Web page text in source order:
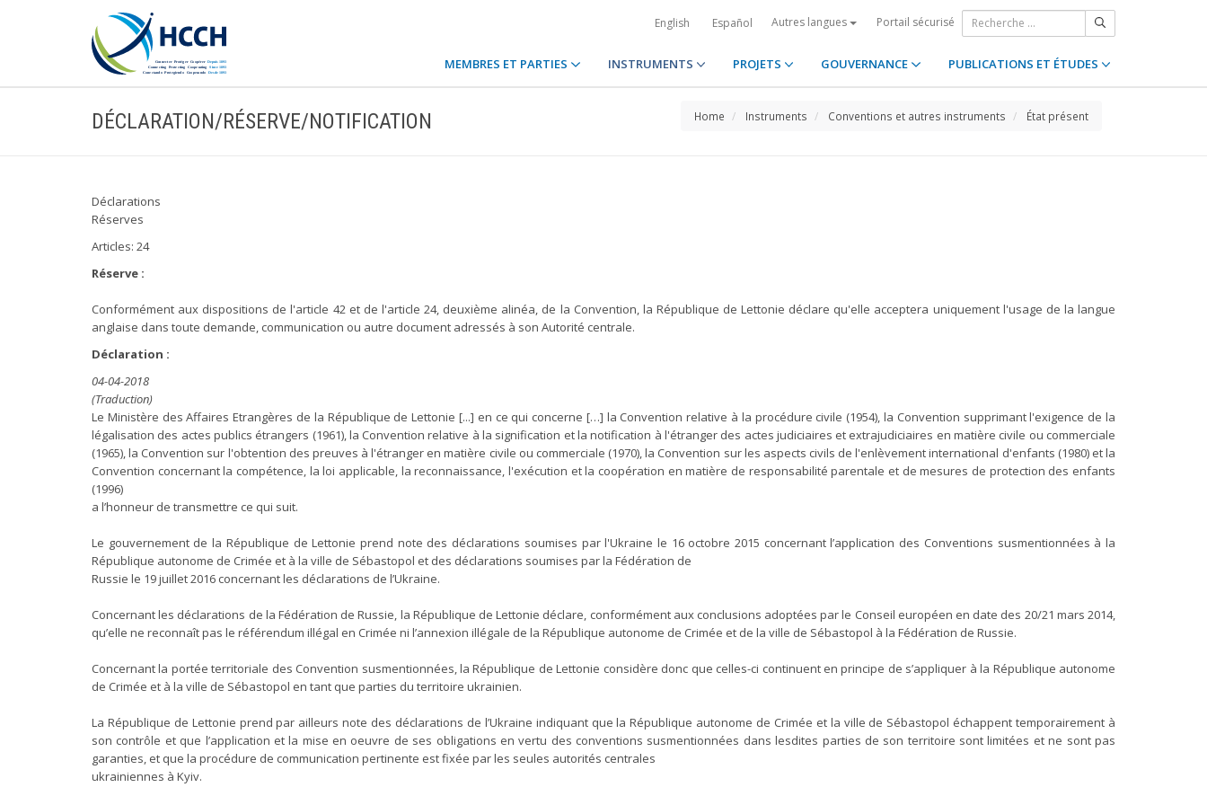
English Español Autres langues Portail sécurisé
MEMBRES ET PARTIES INSTRUMENTS PROJETS GOUVERNANCE PUBLICATIONS ET ÉTUDES
DÉCLARATION/RÉSERVE/NOTIFICATION Home Instruments Conventions et autres instruments État présent
Déclarations
Réserves
Articles: 24
Réserve :
Conformément aux dispositions de l'article 42 et de l'article 24, deuxième alinéa, de la Convention, la République de Lettonie déclare qu'elle acceptera uniquement l'usage de la langue
anglaise dans toute demande, communication ou autre document adressés à son Autorité centrale.
Déclaration :
04-04-2018
(Traduction)
Le Ministère des Affaires Etrangères de la République de Lettonie [...] en ce qui concerne […] la Convention relative à la procédure civile (1954), la Convention supprimant l'exigence de la
légalisation des actes publics étrangers (1961), la Convention relative à la signification et la notification à l'étranger des actes judiciaires et extrajudiciaires en matière civile ou commerciale
(1965), la Convention sur l'obtention des preuves à l'étranger en matière civile ou commerciale (1970), la Convention sur les aspects civils de l'enlèvement international d'enfants (1980) et la
Convention concernant la compétence, la loi applicable, la reconnaissance, l'exécution et la coopération en matière de responsabilité parentale et de mesures de protection des enfants
(1996)
a l’honneur de transmettre ce qui suit.
Le gouvernement de la République de Lettonie prend note des déclarations soumises par l'Ukraine le 16 octobre 2015 concernant l’application des Conventions susmentionnées à la
République autonome de Crimée et à la ville de Sébastopol et des déclarations soumises par la Fédération de
Russie le 19 juillet 2016 concernant les déclarations de l’Ukraine.
Concernant les déclarations de la Fédération de Russie, la République de Lettonie déclare, conformément aux conclusions adoptées par le Conseil européen en date des 20/21 mars 2014,
qu’elle ne reconnaît pas le référendum illégal en Crimée ni l’annexion illégale de la République autonome de Crimée et de la ville de Sébastopol à la Fédération de Russie.
Concernant la portée territoriale des Convention susmentionnées, la République de Lettonie considère donc que celles-ci continuent en principe de s’appliquer à la République autonome
de Crimée et à la ville de Sébastopol en tant que parties du territoire ukrainien.
La République de Lettonie prend par ailleurs note des déclarations de l’Ukraine indiquant que la République autonome de Crimée et la ville de Sébastopol échappent temporairement à
son contrôle et que l’application et la mise en oeuvre de ses obligations en vertu des conventions susmentionnées dans lesdites parties de son territoire sont limitées et ne sont pas
garanties, et que la procédure de communication pertinente est fixée par les seules autorités centrales
ukrainiennes à Kyiv.